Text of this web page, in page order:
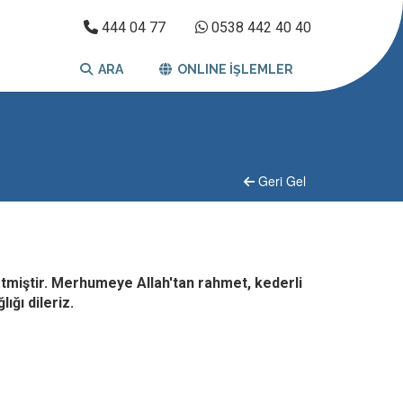
444 04 77 0538 442 40 40
ARA ONLINE İŞLEMLER
Geri Gel
Merhumeye Allah'tan rahmet, kederli
dileriz.